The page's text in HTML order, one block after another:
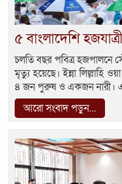
৫ বাংলাদেশি
চলতি বছর পবিত্র হজপালনে
মৃত্যু হয়েছে। ইন্না লিল্লাহি
৪ জন পুরুষ ও একজন নারী।
আরো সংবাদ পড়ুন...